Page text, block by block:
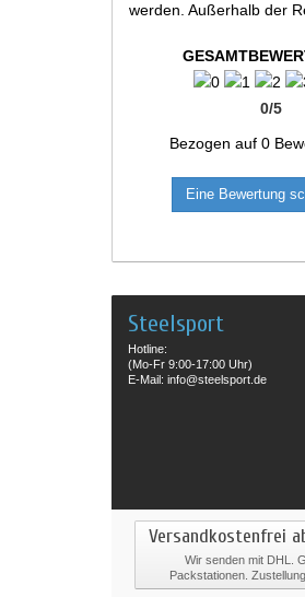
werden. Außerhalb der
0/5
Bezogen auf0
Eine Bewertung
Steelsport
Hotline:
(Mo-Fr 9:00-17:00 Uhr)
E-Mail: info@steelsport.de
Versandkostenfrei
Wir senden mit DHL.
Packstationen.